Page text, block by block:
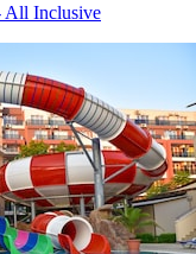
All Inclusive